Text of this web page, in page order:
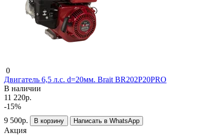
0
Двигатель 6,5 л.c. d=20мм. Brait BR202P20PRO
В наличии
11 220р.
-15%
9 500р.
В корзину Написать в WhatsApp
Акция